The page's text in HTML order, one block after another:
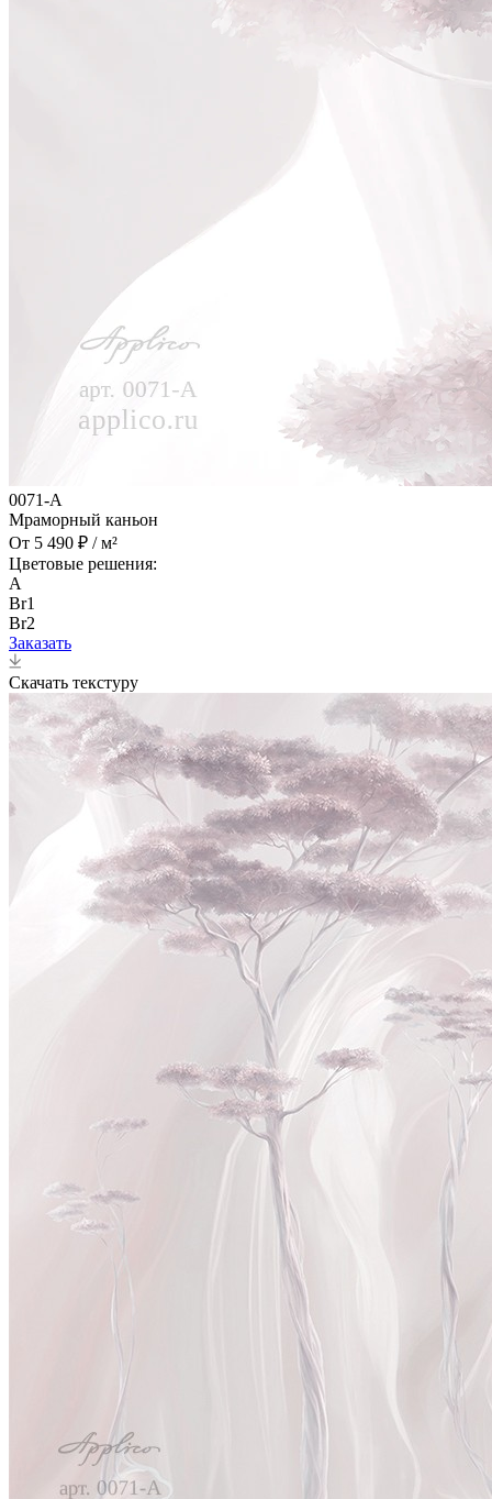
0071-A
Мраморный каньон
От 5 490 ₽ / м²
Цветовые решения:
A
Br1
Br2
Заказать
Скачать текстуру